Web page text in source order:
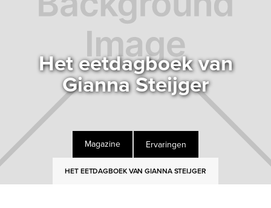
Het eetdagboek van
Gianna Steijger
Magazine Ervaringen
HET EETDAGBOEK VAN GIANNA STEIJGER